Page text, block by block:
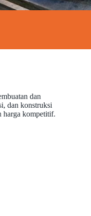
dan
dan konstruksi
harga kompetitif.